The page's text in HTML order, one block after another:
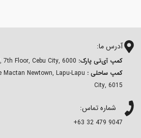
آدرس ما:
کمپ آی‌تی پارک:
کمپ ساحلی : Newtown, Lapu-Lapu
City, 6015
شماره تماس:
9047 479 32 63+